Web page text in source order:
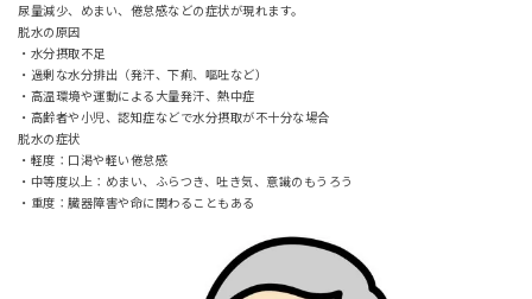
尿量減少、めまい、倦怠感などの症状が現れます。
脱水の原因
・水分摂取不足
・過剰な水分排出（発汗、下痢、嘔吐など）
・高温環境や運動による大量発汗、熱中症
・高齢者や小児、認知症などで水分摂取が不十分な場合
脱水の症状
・軽度：口渇や軽い倦怠感
・中等度以上：めまい、ふらつき、吐き気、意識のもうろう
・重度：臓器障害や命に関わることもある